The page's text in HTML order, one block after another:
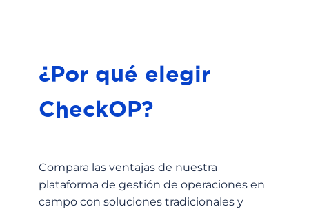
¿Por qué elegir
CheckOP?
Compara las ventajas de nuestra
plataforma de gestión de operaciones en
campo con soluciones tradicionales y